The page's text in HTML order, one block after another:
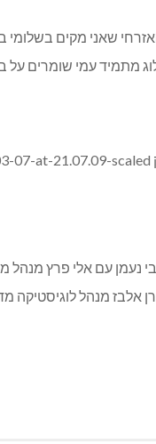
שאני מקים בשלומי
מתמיד עמי שומרים על
נעמן עם אלי פרץ
אלבז מנהל